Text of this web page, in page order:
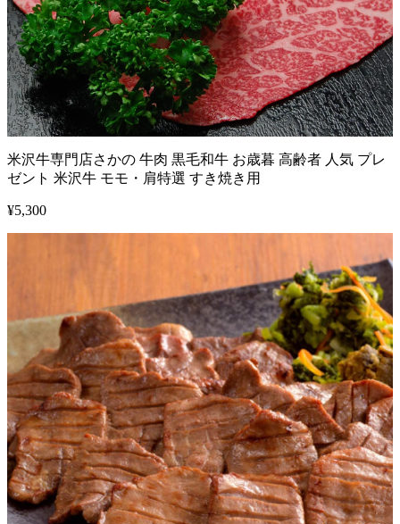
米沢牛専門店さかの 牛肉 黒毛和牛 お歳暮 高齢者 人気 プレ
ゼント 米沢牛 モモ・肩特選 すき焼き用
¥5,300